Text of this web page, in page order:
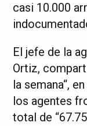
casi 10.000
El jefe de la
Ortiz,
la semana“,
los agentes
total de